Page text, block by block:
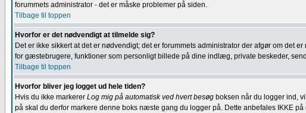
forummets administrator - det er måske problemer på siden.
Tilbage til toppen
Hvorfor er det nødvendigt at tilmelde sig?
Det er ikke sikkert at det er nødvendigt; det er forummets administrator der afgør om
for gæstebrugere, funktioner som personligt billede på dine indlæg, private beskeder,
Tilbage til toppen
Hvorfor bliver jeg logget ud hele tiden?
Hvis du ikke markerer Log mig på automatisk ved hvert besøg boksen når du logger ind,
på skal du derfor markere denne boks næste gang du logger på. Dette anbefales IKKE